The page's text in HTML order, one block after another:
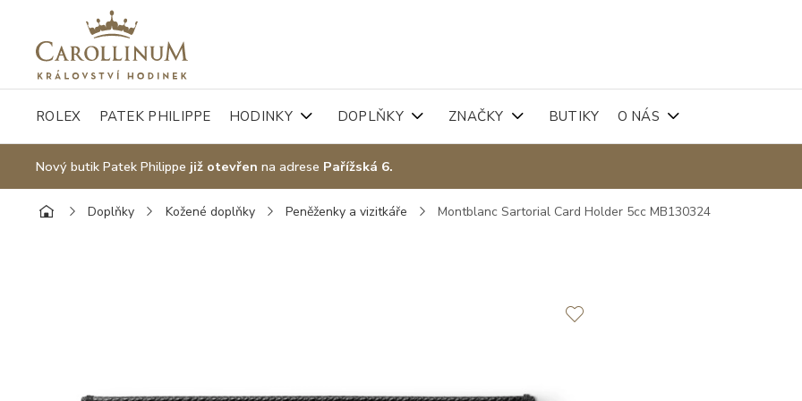
ROLEX PATEK PHILIPPE HODINKY DOPLŇKY ZNAČKY BUTIKY O NÁS
Nový butik Patek Philippe již otevřen na adrese Pařížská 6.
Doplňky Kožené doplňky Peněženky a vizitkáře Montblanc Sartorial Card Holder 5cc MB130324